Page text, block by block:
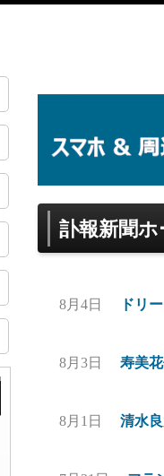
訃報新聞ホ
8月4日 ドリ
8月3日 寿美
8月1日 清水